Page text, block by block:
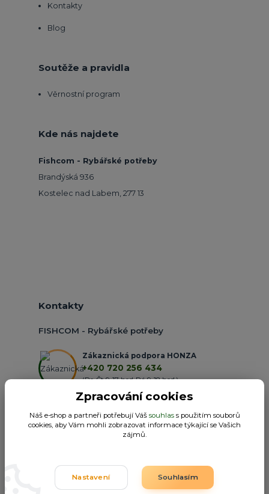
Kontakty
Blog
Soutěže a pravidla
Věrnostní program
Kde nás najdete
Fishcom - Rybářské potřeby
Brandýská 936
Kostelec nad Labem, 277 13
Kontakty
FISHCOM - Rybářské potřeby
Zákaznická podpora HONZA
+420 720 256 434
(Po-Čt 9-17 hod.,Pá 9-18 hod.)
Zpracování cookies
Náš e-shop a partneři potřebují Váš souhlass použitím souborů
cookies, aby Vám mohli zobrazovat informace týkající se Vašich
zájmů.
Nastavení Souhlasím